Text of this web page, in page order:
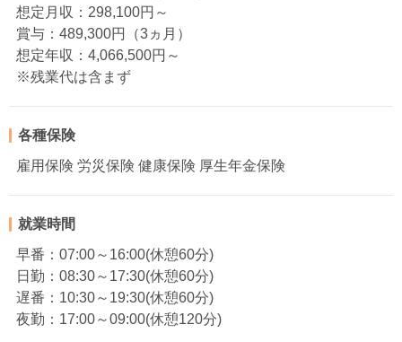
想定月収：298,100円～
賞与：489,300円（3ヵ月）
想定年収：4,066,500円～
※残業代は含まず
各種保険
雇用保険 労災保険 健康保険 厚生年金保険
就業時間
早番：07:00～16:00(休憩60分)
日勤：08:30～17:30(休憩60分)
遅番：10:30～19:30(休憩60分)
夜勤：17:00～09:00(休憩120分)